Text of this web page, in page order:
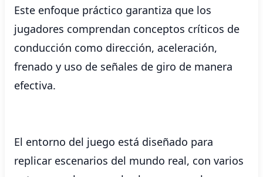
Este enfoque práctico garantiza que los
jugadores comprendan conceptos críticos de
conducción como dirección, aceleración,
frenado y uso de señales de giro de manera
efectiva.
El entorno del juego está diseñado para
replicar escenarios del mundo real, con varios